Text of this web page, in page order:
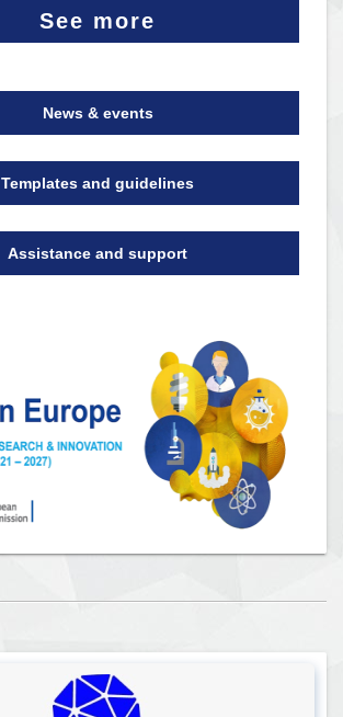
See more
News & events
Templates and guidelines
Assistance and support